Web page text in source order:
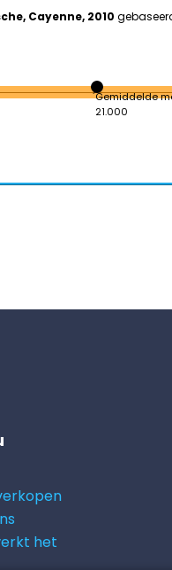
Cayenne, 2010
Gemiddelde
21.000
het